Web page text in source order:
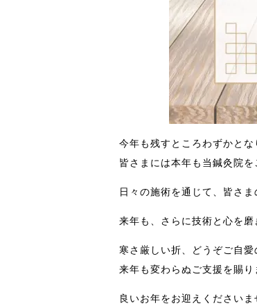
今年も残すところわずかとな
皆さまには本年も当鍼灸院
日々の施術を通じて、皆さ
来年も、さらに技術と心を
寒さ厳しい折、どうぞご自
来年も変わらぬご支援を賜り
良いお年をお迎えくださいま